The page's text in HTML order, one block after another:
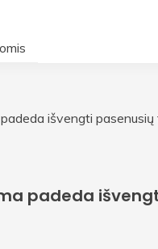
išvengti pasenusių
padeda